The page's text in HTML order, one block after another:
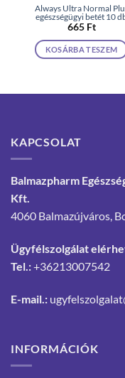
Always Ultra Normal
egészségügyi betét 10
665 Ft
KOSÁRBA TESZEM
KAPCSOLAT
Balmazpharm
Kft.
4060 Balmazújváros,
Ügyfélszolgálat
Tel.:+36213007542
E-mail.:
INFORMÁCIÓK